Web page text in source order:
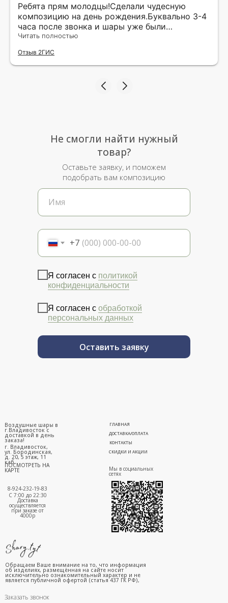
Ребята прям молодцы!Сделали чудесную
композицию на день рождения.Буквально 3-4
часа после звонка и шары уже были
доставлены мне по адресу.Качество
рада.
Читать полностью
Отзыв 2ГИС
+7
Я согласен с политикой
конфиденциальности
Я согласен с обработкой
персональных данных
Оставить заявку
Не смогли найти нужный
товар?
Оставьте заявку, и поможем
подобрать вам композицию
г. Владивосток,
ул. Бородинская,
д. 20, 5 этаж, 11
каб.
ПОСМОТРЕТЬ НА
КАРТЕ
ГЛАВНАЯ
ДОСТАВКА/ОПЛАТА
СКИДКИ И АКЦИИ
КОНТАКТЫ
8-924-232-19-83
С 7:00 до 22:30
Доставка
осуществляется
при заказе от
4000р
Воздушные шары в
г.Владивосток с
доставкой в день
заказа!
Мы в социальных
сетях
Заказать звонок
Обращаем Ваше внимание на то, что информация
об изделиях, размещённая на сайте носит
исключительно ознакомительный характер и не
является публичной офертой (статья 437 ГК РФ),